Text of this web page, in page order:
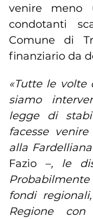
venire meno
condotanti
Comune di
finanziario da
«Tutte le
siamo
legge di
facesse
alla
Fazio –, le
fondi
Regione